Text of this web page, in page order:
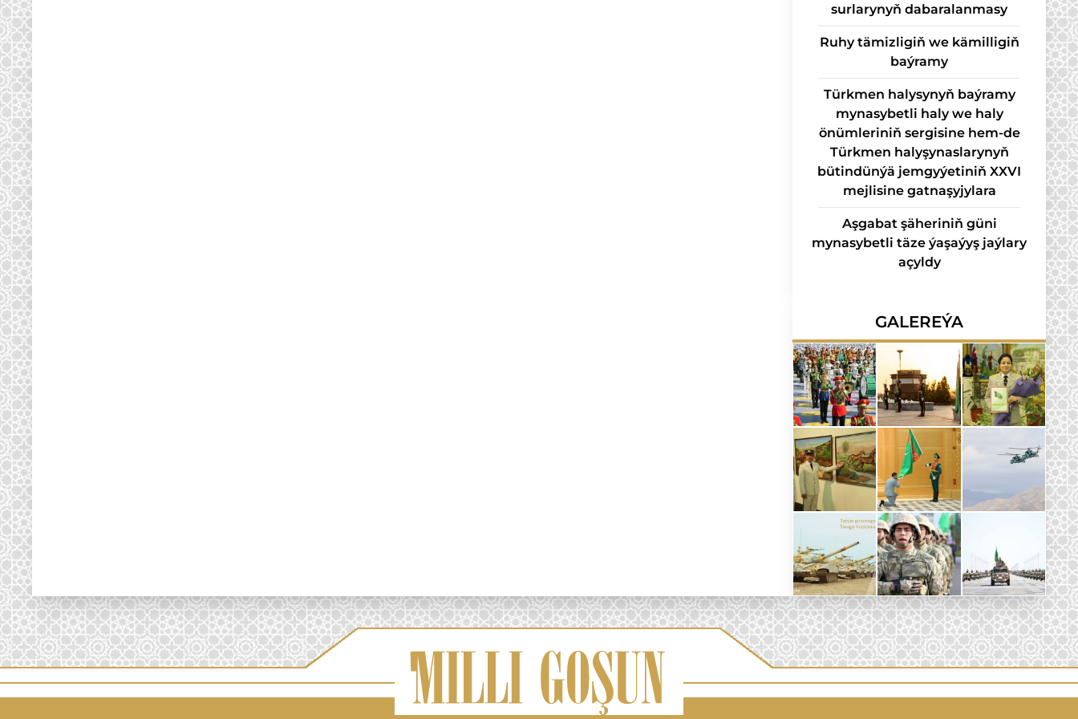
sur­la­ry­nyň da­ba­ra­lan­ma­sy
Ruhy tämizligiň we kämilligiň
baýramy
Türkmen halysynyň baýramy
mynasybetli haly we haly
önümleriniň sergisine hem-de
Türkmen halyşynaslarynyň
bütindünýä jemgyýetiniň XXVI
mejlisine gatnaşyjylara
Aşgabat şäheriniň güni
mynasybetli täze ýaşaýyş jaýlary
açyldy
GALEREÝA